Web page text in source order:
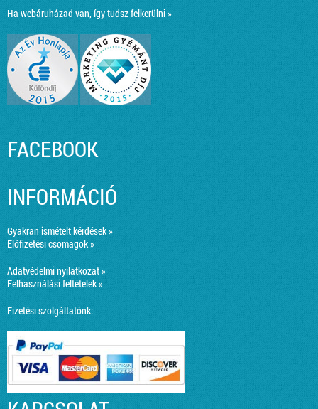
Ha webáruházad van, így tudsz felkerülni »
FACEBOOK
INFORMÁCIÓ
Gyakran ismételt kérdések »
Előfizetési csomagok »
Adatvédelmi nyilatkozat »
Felhasználási feltételek »
Fizetési szolgáltatónk: